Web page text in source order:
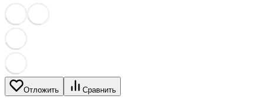
Отложить Сравнить